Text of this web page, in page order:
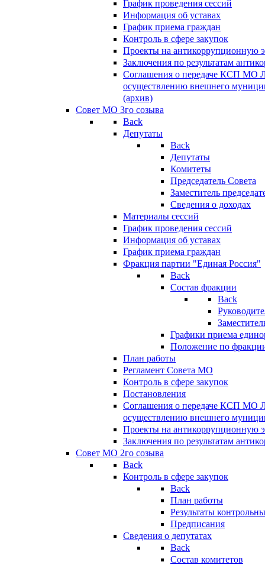
График проведения сессий
Информация об уставах
График приема граждан
Контроль в сфере закупок
Проекты на антикоррупционную
Заключения по результатам
Соглашения о передаче КСП МО
осуществлению внешнего
(архив)
Совет МО 3го созыва
Back
Депутаты
Back
Депутаты
Комитеты
Председатель Совета
Заместитель
Сведения о доходах
Материалы сессий
График проведения сессий
Информация об уставах
График приема граждан
Фракция партии "Единая Россия"
Back
Состав фракции
Back
Графики приема
Положение по
План работы
Регламент Совета МО
Контроль в сфере закупок
Постановления
Соглашения о передаче КСП МО
осуществлению внешнего
Проекты на антикоррупционную
Заключения по результатам
Совет МО 2го созыва
Back
Контроль в сфере закупок
Back
План работы
Результаты
Предписания
Сведения о депутатах
Back
Состав комитетов